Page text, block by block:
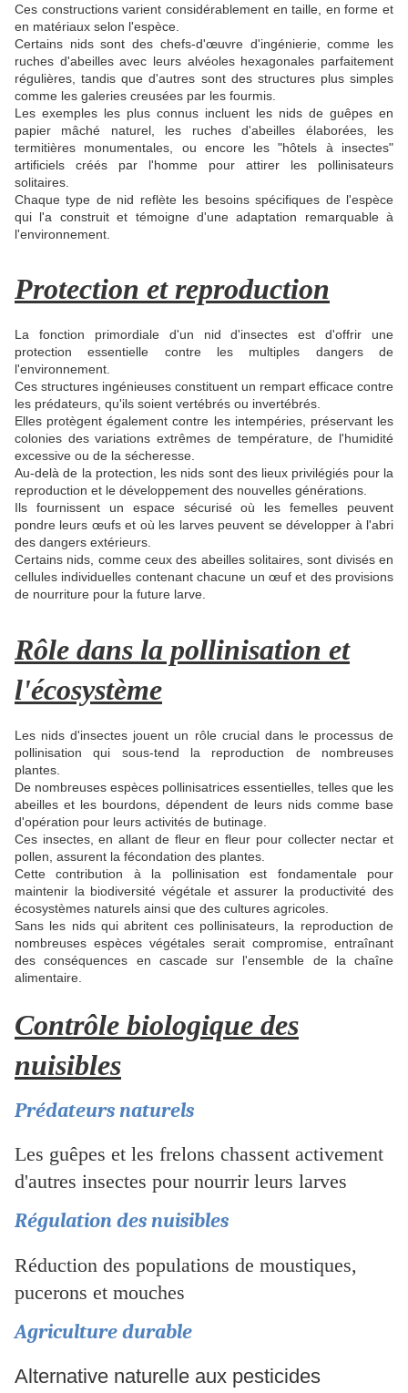
Ces constructions varient considérablement en taille, en forme et
en matériaux selon l'espèce.
Certains nids sont des chefs-d'œuvre d'ingénierie, comme les
ruches d'abeilles avec leurs alvéoles hexagonales parfaitement
régulières, tandis que d'autres sont des structures plus simples
comme les galeries creusées par les fourmis.
Les exemples les plus connus incluent les nids de guêpes en
papier mâché naturel, les ruches d'abeilles élaborées, les
termitières monumentales, ou encore les "hôtels à insectes"
artificiels créés par l'homme pour attirer les pollinisateurs
solitaires.
Chaque type de nid reflète les besoins spécifiques de l'espèce
qui l'a construit et témoigne d'une adaptation remarquable à
l'environnement.
Protection et reproduction
La fonction primordiale d'un nid d'insectes est d'offrir une
protection essentielle contre les multiples dangers de
l'environnement.
Ces structures ingénieuses constituent un rempart efficace contre
les prédateurs, qu'ils soient vertébrés ou invertébrés.
Elles protègent également contre les intempéries, préservant les
colonies des variations extrêmes de température, de l'humidité
excessive ou de la sécheresse.
Au-delà de la protection, les nids sont des lieux privilégiés pour la
reproduction et le développement des nouvelles générations.
Ils fournissent un espace sécurisé où les femelles peuvent
pondre leurs œufs et où les larves peuvent se développer à l'abri
des dangers extérieurs.
Certains nids, comme ceux des abeilles solitaires, sont divisés en
cellules individuelles contenant chacune un œuf et des provisions
de nourriture pour la future larve.
Rôle dans la pollinisation et
l'écosystème
Les nids d'insectes jouent un rôle crucial dans le processus de
pollinisation qui sous-tend la reproduction de nombreuses
plantes.
De nombreuses espèces pollinisatrices essentielles, telles que les
abeilles et les bourdons, dépendent de leurs nids comme base
d'opération pour leurs activités de butinage.
Ces insectes, en allant de fleur en fleur pour collecter nectar et
pollen, assurent la fécondation des plantes.
Cette contribution à la pollinisation est fondamentale pour
maintenir la biodiversité végétale et assurer la productivité des
écosystèmes naturels ainsi que des cultures agricoles.
Sans les nids qui abritent ces pollinisateurs, la reproduction de
nombreuses espèces végétales serait compromise, entraînant
des conséquences en cascade sur l'ensemble de la chaîne
alimentaire.
Contrôle biologique des
nuisibles
Prédateurs naturels
Les guêpes et les frelons chassent activement
d'autres insectes pour nourrir leurs larves
Régulation des nuisibles
Réduction des populations de moustiques,
pucerons et mouches
Agriculture durable
Alternative naturelle aux pesticides